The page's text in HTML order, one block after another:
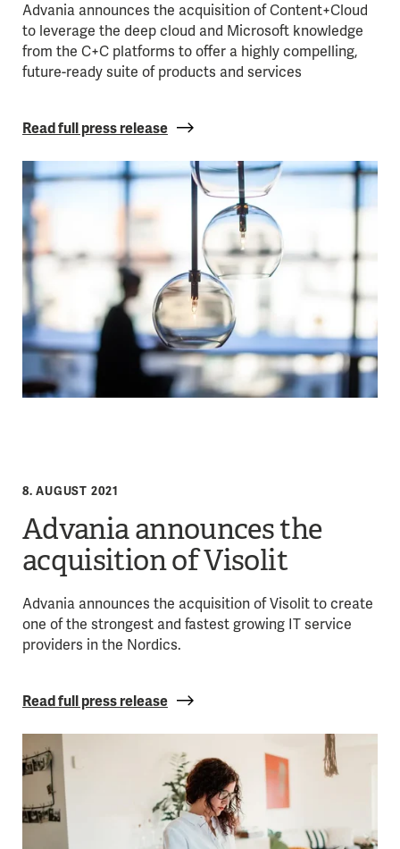
Advania announces the acquisition of Content+Cloud
to leverage the deep cloud and Microsoft knowledge
from the C+C platforms to offer a highly compelling,
future-ready suite of products and services
Read full press release
8. AUGUST 2021
Advania announces the
acquisition of Visolit
Advania announces the acquisition of Visolit to create
one of the strongest and fastest growing IT service
providers in the Nordics.
Read full press release